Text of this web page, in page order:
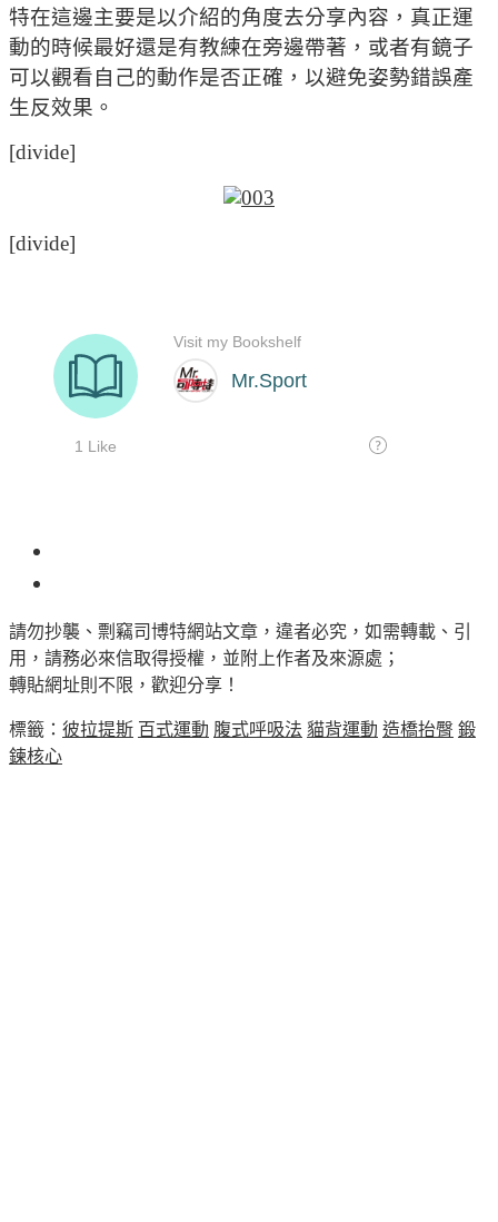
特在這邊主要是以介紹的角度去分享內容，真正運
動的時候最好還是有教練在旁邊帶著，或者有鏡子
可以觀看自己的動作是否正確，以避免姿勢錯誤產
生反效果。
[divide]
[divide]
請勿抄襲、剽竊司博特網站文章，違者必究，如需轉載、引
用，請務必來信取得授權，並附上作者及來源處；
轉貼網址則不限，歡迎分享！
標籤： 彼拉提斯 百式運動 腹式呼吸法 貓背運動 造橋抬臀 鍛
鍊核心